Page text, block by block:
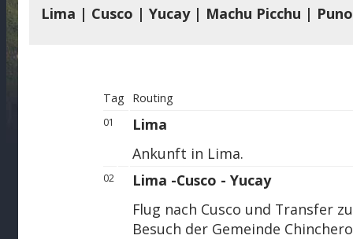
Lima | Cusco | Yucay | Machu Picchu |
Tag Routing
01
Lima
Ankunft in Lima.
02
Lima -Cusco - Yucay
Flug nach Cusco und Transfer
Besuch der Gemeinde